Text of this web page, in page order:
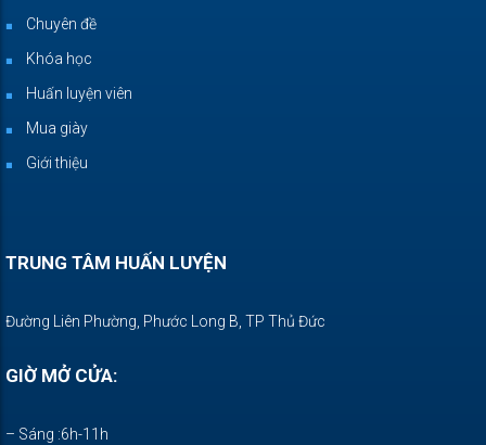
Chuyên đề
Khóa học
Huấn luyện viên
Mua giày
Giới thiệu
TRUNG TÂM HUẤN LUYỆN
Đường Liên Phường, Phước Long B, TP Thủ Đức
GIỜ MỞ CỬA:
– Sáng :6h-11h